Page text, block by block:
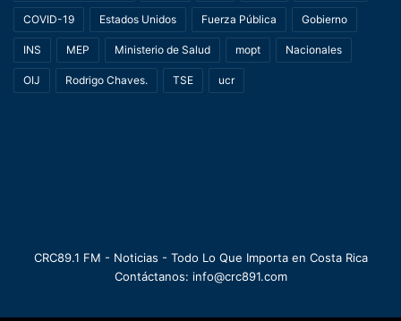
COVID-19 Estados Unidos Fuerza Pública Gobierno
INS MEP Ministerio de Salud mopt Nacionales
OIJ Rodrigo Chaves. TSE ucr
CRC89.1 FM - Noticias - Todo Lo Que Importa en Costa Rica
Contáctanos: info@crc891.com